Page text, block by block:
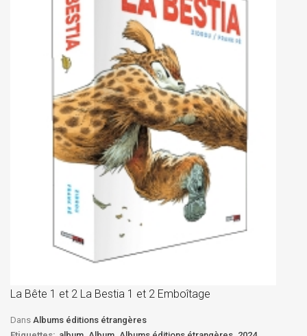
La Bête 1 et 2 La Bestia 1 et 2 Emboîtage
Dans Albums éditions étrangères